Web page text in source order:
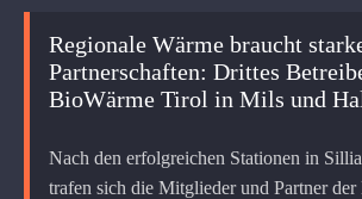
Regionale Wärme braucht
Partnerschaften: Drittes
BioWärme Tirol in Mils und
Nach den erfolgreichen Stationen in
trafen sich die Mitglieder und Partner